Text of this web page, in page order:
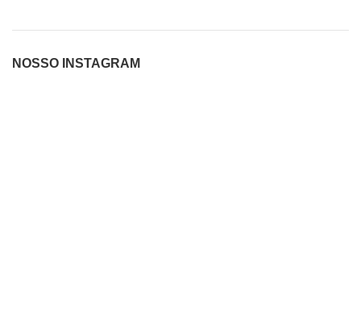
NOSSO INSTAGRAM